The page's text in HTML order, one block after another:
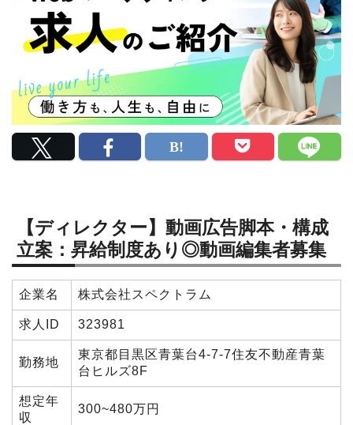
【ディレクター】動画広告脚本・構成
立案：昇給制度あり◎動画編集者募集
企業名 株式会社スペクトラム
求人ID 323981
勤務地
東京都目黒区青葉台4-7-7住友不動産青葉
台ヒルズ8F
想定年
収
300~480万円